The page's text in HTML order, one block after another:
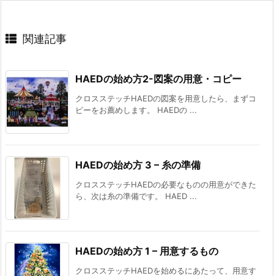
関連記事
HAEDの始め方2-図案の用意・コピー
クロスステッチHAEDの図案を用意したら、まずコ
ピーをお薦めします。 HAEDの ...
HAEDの始め方 3 – 糸の準備
クロスステッチHAEDの必要なものの用意ができた
ら、次は糸の準備です。 HAED ...
HAEDの始め方 1 – 用意するもの
クロスステッチHAEDを始めるにあたって、用意す